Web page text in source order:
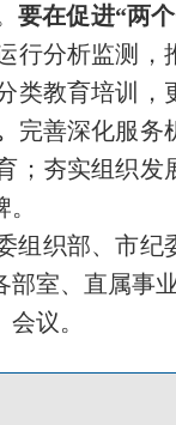
要在促进“两
分析监测，
类教育培训，
完善深化服务
；夯实组织发
组织部、市纪
室、直属事
议。